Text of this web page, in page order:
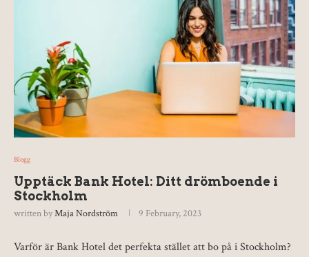
Blogg
Upptäck Bank Hotel: Ditt drömboende i
Stockholm
written byMaja Nordström 9 February, 2023
Varför är Bank Hotel det perfekta stället att bo på i Stockholm?